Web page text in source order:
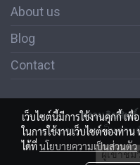
About us
Blog
Contact
สงวนลิขสิทธิ์
นโนบายความเป็นส่วน
ผู้เข้าช
เว็บไซต์นี้มีการใช้งานคุกกี้ เ
ในการใช้งานเว็บไซต์ของท่า
ได้ที่นโยบายความเป็นส่วนตัว